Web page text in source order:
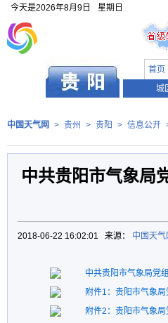
今天是2026年8月9日
星期日
首页
城
中国天气网 > 贵州 > 贵阳 > 信息公开
中共贵阳市气象局
2018-06-22 16:02:01 来源： 中国天
中共贵阳市气象局党
附件1：贵阳市气象
附件2：贵阳市气象